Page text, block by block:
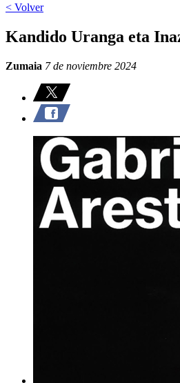
< Volver
Kandido Uranga eta
Zumaia 7 de noviembre 2024